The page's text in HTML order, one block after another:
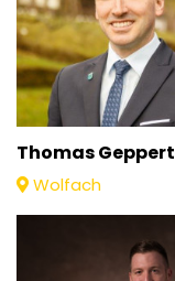
Thomas Geppert
Wolfach